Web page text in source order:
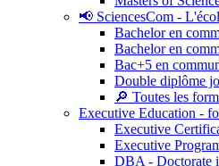
📢 SciencesCom -
Bachelor en
Bachelor en
Bac+5 en
Double diplôme
🔎 Toutes les
Executive Education -
Executive
Executive
DBA - Doctorate